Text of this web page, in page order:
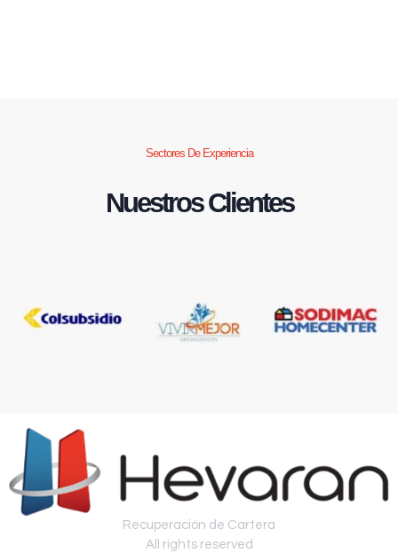
Sectores De Experiencia
Nuestros Clientes
Recuperación de Cartera
All rights reserved